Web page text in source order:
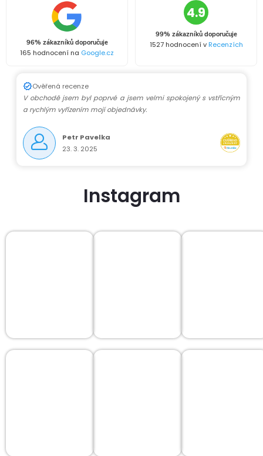
96% zákazníků doporučuje
165 hodnocení na Google.cz
4.9
99% zákazníků doporučuje
1527 hodnocení vRecenzích
Ověřená recenze
V obchodě jsem byl poprvé a jsem velmi spokojený s vstřícným
a rychlým vyřízením mojí objednávky.
Petr Pavelka
23. 3. 2025
Instagram